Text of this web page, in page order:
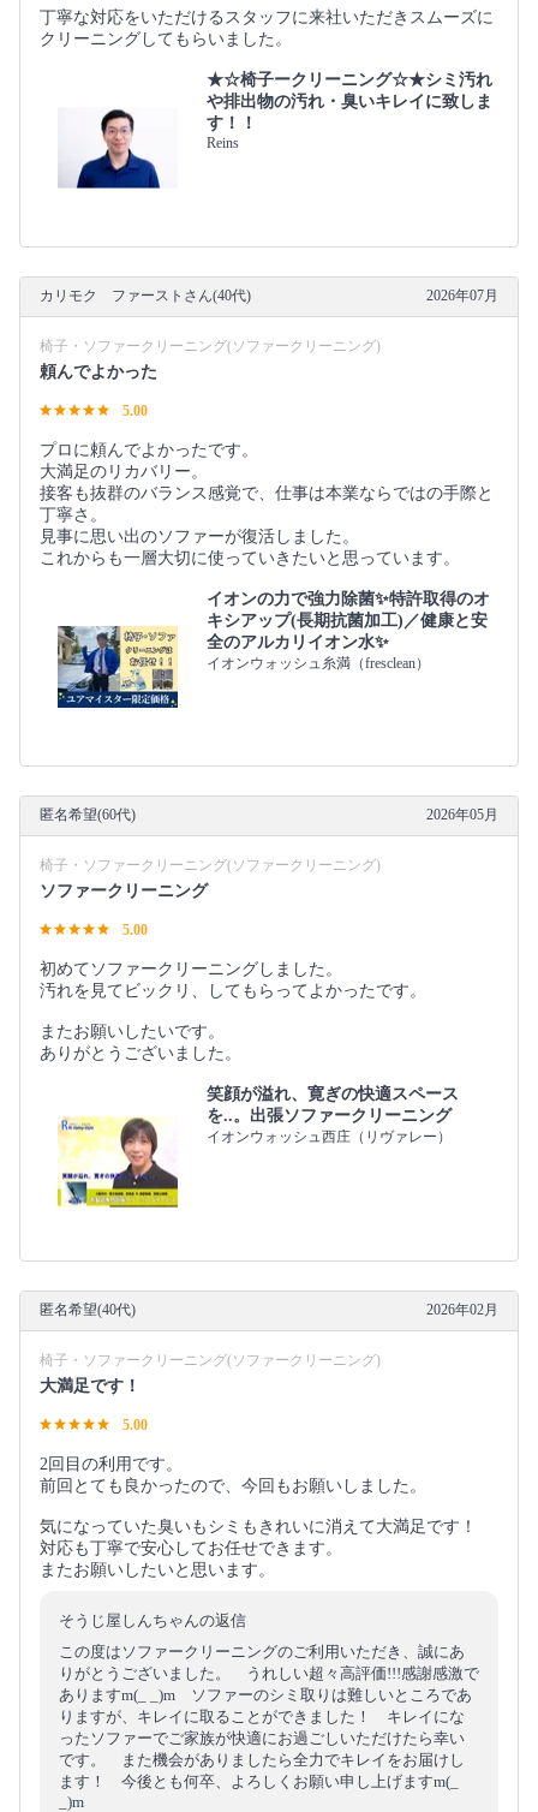
丁寧な対応をいただけるスタッフに来社いただきスムーズに
クリーニングしてもらいました。
★☆椅子ークリーニング☆★シミ汚れ
や排出物の汚れ・臭いキレイに致しま
す！！
Reins
カリモク ファーストさん(40代) 2026年07月
椅子・ソファークリーニング(ソファークリーニング)
頼んでよかった
5.00
プロに頼んでよかったです。
大満足のリカバリー。
接客も抜群のバランス感覚で、仕事は本業ならではの手際と
丁寧さ。
見事に思い出のソファーが復活しました。
これからも一層大切に使っていきたいと思っています。
イオンの力で強力除菌✨特許取得のオ
キシアップ(長期抗菌加工)／健康と安
全のアルカリイオン水✨
イオンウォッシュ糸満（fresclean）
匿名希望(60代) 2026年05月
椅子・ソファークリーニング(ソファークリーニング)
ソファークリーニング
5.00
初めてソファークリーニングしました。
汚れを見てビックリ、してもらってよかったです。
またお願いしたいです。
ありがとうございました。
笑顔が溢れ、寛ぎの快適スペース
を..。出張ソファークリーニング
イオンウォッシュ西庄（リヴァレー）
匿名希望(40代) 2026年02月
椅子・ソファークリーニング(ソファークリーニング)
大満足です！
5.00
2回目の利用です。
前回とても良かったので、今回もお願いしました。
気になっていた臭いもシミもきれいに消えて大満足です！
対応も丁寧で安心してお任せできます。
またお願いしたいと思います。
そうじ屋しんちゃんの返信
この度はソファークリーニングのご利用いただき、誠にあ
りがとうございました。 うれしい超々高評価!!!感謝感激で
ありますm(_ _)m ソファーのシミ取りは難しいところであ
りますが、キレイに取ることができました！ キレイにな
ったソファーでご家族が快適にお過ごしいただけたら幸い
です。 また機会がありましたら全力でキレイをお届けし
ます！ 今後とも何卒、よろしくお願い申し上げますm(_
_)m